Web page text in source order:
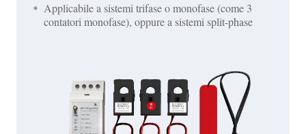
Applicabile a sistemi trifase o monofase (come 3
contatori monofase), oppure a sistemi split-phase